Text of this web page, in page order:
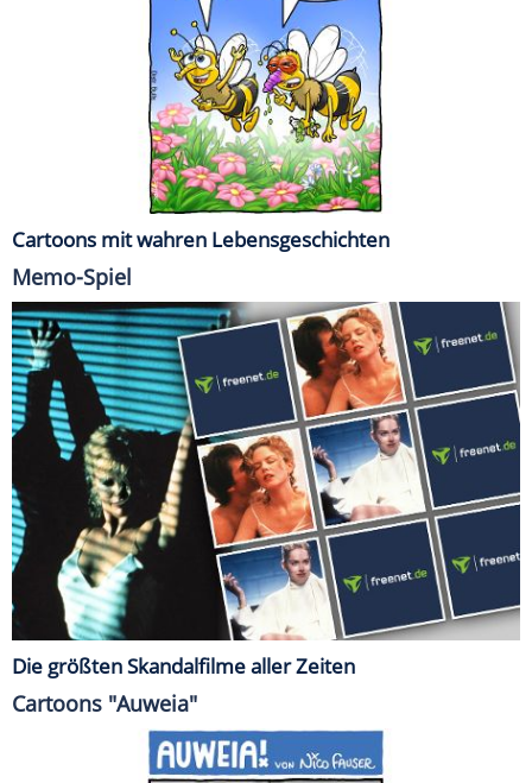
Cartoons mit wahren Lebensgeschichten
Memo-Spiel
Die größten Skandalfilme aller Zeiten
Cartoons "Auweia"